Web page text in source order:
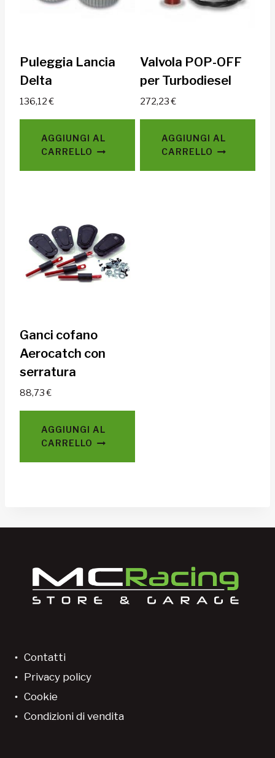
Puleggia Lancia
Delta
136,12€
AGGIUNGI AL
CARRELLO
Valvola POP-OFF
per Turbodiesel
272,23€
AGGIUNGI AL
CARRELLO
Ganci cofano
Aerocatch con
serratura
88,73€
AGGIUNGI AL
CARRELLO
Contatti
Privacy policy
Cookie
Condizioni di vendita